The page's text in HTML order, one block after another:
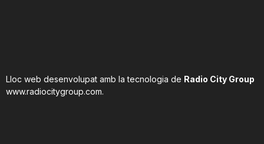
Lloc web desenvolupat amb la tecnologia de Radio City Group
www.radiocitygroup.com.